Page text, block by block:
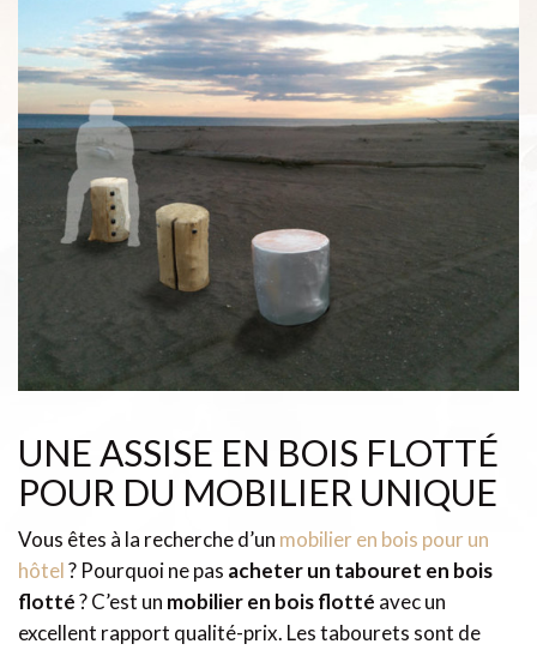
UNE ASSISE EN BOIS FLOTTÉ
POUR DU MOBILIER UNIQUE
Vous êtes à la recherche d’un mobilier en bois pour un
hôtel? Pourquoi ne pas acheter un tabouret en bois
flotté? C’est un mobilier en bois flotté avec un
excellent rapport qualité-prix. Les tabourets sont de